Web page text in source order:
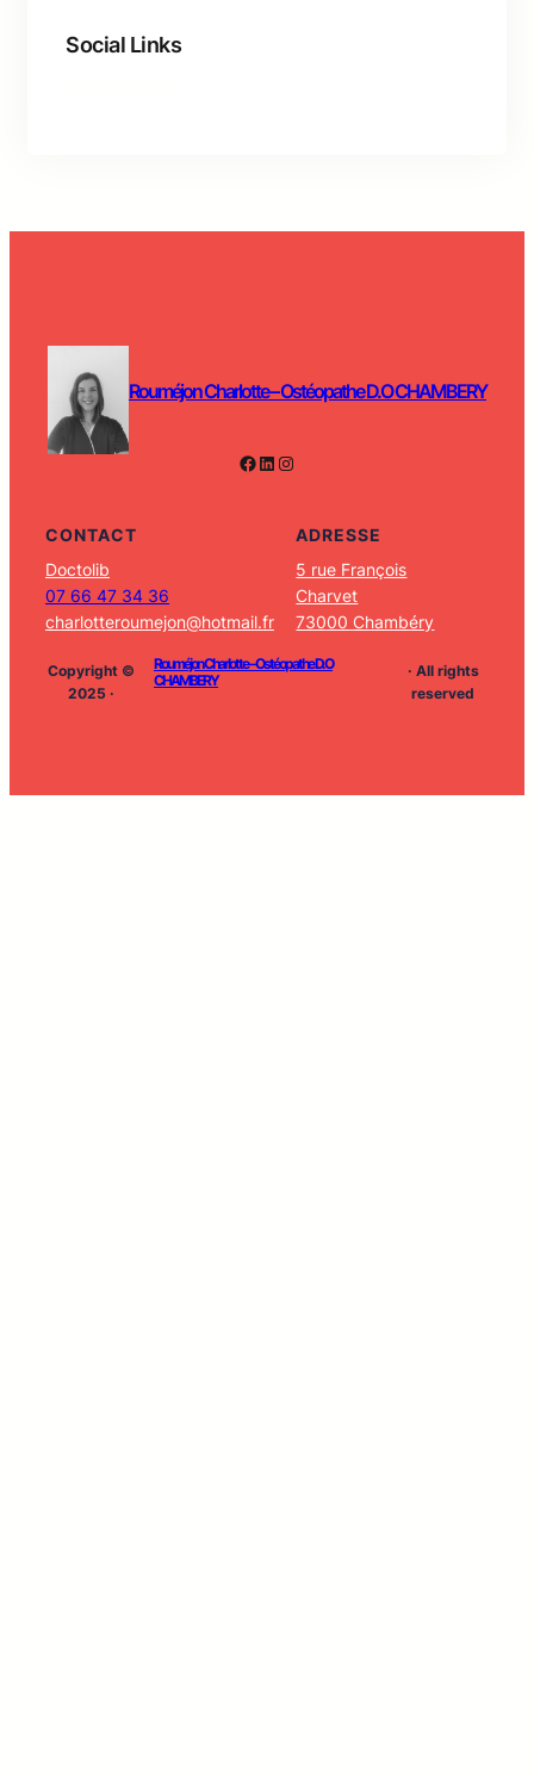
Social Links
Rouméjon Charlotte – Ostéopathe D.O CHAMBERY
Facebook LinkedIn Instagram
CONTACT
Doctolib
07 66 47 34 36
charlotteroumejon@hotmail.fr
ADRESSE
5 rue François
Charvet
73000 Chambéry
Copyright ©
2025 ·
Rouméjon Charlotte – Ostéopathe D.O
CHAMBERY
· All rights
reserved